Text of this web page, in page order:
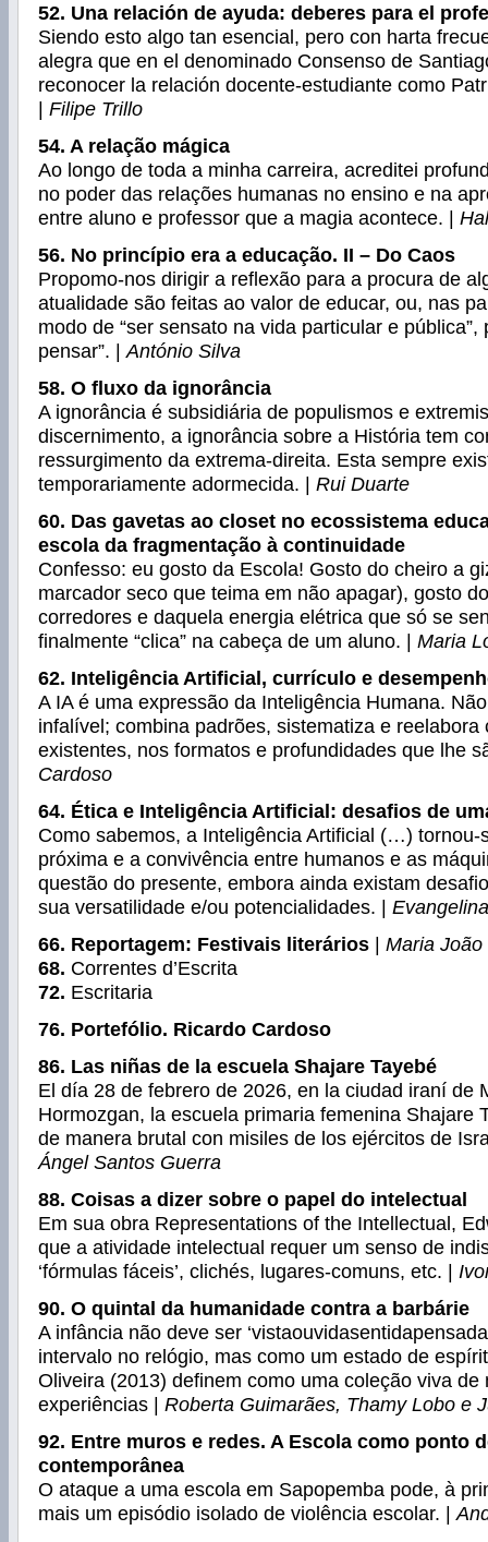
52. Una relación de ayuda: deberes para el
Siendo esto algo tan esencial, pero con harta
alegra que en el denominado Consenso de
reconocer la relación docente-estudiante como
| Filipe Trillo
54. A relação mágica
Ao longo de toda a minha carreira, acreditei
no poder das relações humanas no ensino e na
entre aluno e professor que a magia acontece. |
56. No princípio era a educação. II – Do Caos
Propomo-nos dirigir a reflexão para a procura de
atualidade são feitas ao valor de educar, ou, nas
modo de “ser sensato na vida particular e pública”,
pensar”. | António Silva
58. O fluxo da ignorância
A ignorância é subsidiária de populismos e
discernimento, a ignorância sobre a História tem
ressurgimento da extrema-direita. Esta sempre
temporariamente adormecida. | Rui Duarte
60. Das gavetas ao closet no ecossistema
escola da fragmentação à continuidade
Confesso: eu gosto da Escola! Gosto do cheiro a
marcador seco que teima em não apagar), gosto
corredores e daquela energia elétrica que só se
finalmente “clica” na cabeça de um aluno. | Maria
62. Inteligência Artificial, currículo e
A IA é uma expressão da Inteligência Humana.
infalível; combina padrões, sistematiza e
existentes, nos formatos e profundidades que lhe
Cardoso
64. Ética e Inteligência Artificial: desafios de
Como sabemos, a Inteligência Artificial (…) tornou-
próxima e a convivência entre humanos e as
questão do presente, embora ainda existam
sua versatilidade e/ou potencialidades. |
66. Reportagem: Festivais literários | Maria João
68. Correntes d’Escrita
72. Escritaria
76. Portefólio. Ricardo Cardoso
86. Las niñas de la escuela Shajare Tayebé
El día 28 de febrero de 2026, en la ciudad iraní de
Hormozgan, la escuela primaria femenina Shajare
de manera brutal con misiles de los ejércitos de
Ángel Santos Guerra
88. Coisas a dizer sobre o papel do intelectual
Em sua obra Representations of the Intellectual,
que a atividade intelectual requer um senso de
‘fórmulas fáceis’, clichés, lugares-comuns, etc. |
90. O quintal da humanidade contra a barbárie
A infância não deve ser
intervalo no relógio, mas como um estado de
Oliveira (2013) definem como uma coleção viva de
experiências | Roberta Guimarães, Thamy Lobo e
92. Entre muros e redes. A Escola como ponto
contemporânea
O ataque a uma escola em Sapopemba pode, à
mais um episódio isolado de violência escolar. |